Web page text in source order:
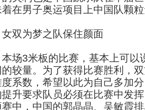
在男子奥运项目上中国队颗
为梦之队保住颜面
3米板的比赛，基本上可以
的较量。为了获得比赛胜利，
度系数，希望以此为自己多加
提升要求队员必须在比赛中发
中，中国的郭晶晶、吴敏霞